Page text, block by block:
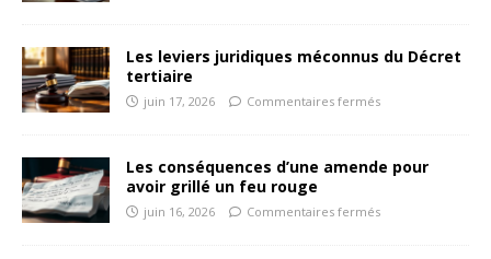
Les leviers juridiques méconnus du Décret
tertiaire
juin 17, 2026 Commentaires fermés
Les conséquences d’une amende pour
avoir grillé un feu rouge
juin 16, 2026 Commentaires fermés